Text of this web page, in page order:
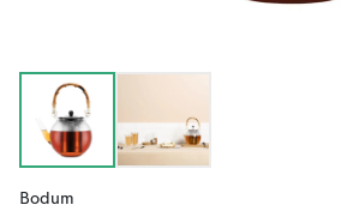
Bodum